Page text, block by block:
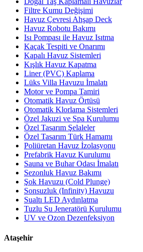
Filtre Kumu Değişimi
Havuz Çevresi Ahşap Deck
Havuz Robotu Bakımı
Isı Pompası ile Havuz Isıtma
Kaçak Tespiti ve Onarımı
Kapalı Havuz Sistemleri
Kışlık Havuz Kapatma
Liner (PVC) Kaplama
Lüks Villa Havuzu İmalatı
Motor ve Pompa Tamiri
Otomatik Havuz Örtüsü
Otomatik Klorlama Sistemleri
Özel Jakuzi ve Spa Kurulumu
Özel Tasarım Şelaleler
Özel Tasarım Türk Hamamı
Poliüretan Havuz İzolasyonu
Prefabrik Havuz Kurulumu
Sauna ve Buhar Odası İmalatı
Sezonluk Havuz Bakımı
Şok Havuzu (Cold Plunge)
Sonsuzluk (Infinity) Havuzu
Sualtı LED Aydınlatma
Tuzlu Su Jeneratörü Kurulumu
UV ve Ozon Dezenfeksiyon
Ataşehir